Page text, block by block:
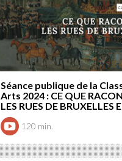
Séance publique de la
Arts 2024 : CE QUE
LES RUES DE BRUXELLES
120 min.